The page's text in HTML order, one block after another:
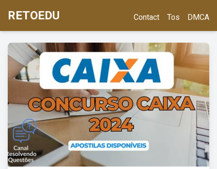
RETOEDU Contact Tos DMCA